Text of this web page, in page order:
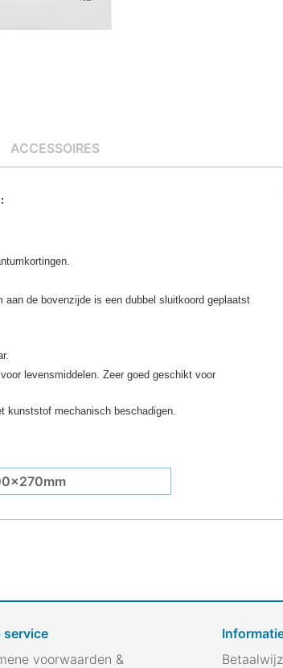
ACCESSOIRES
de bovenzijde is een dubbel sluitkoord geplaatst
levensmiddelen. Zeer goed geschikt voor
kunststof mechanisch beschadigen.
service
voorwaarden &